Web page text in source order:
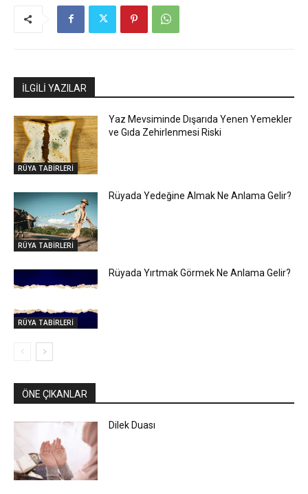
İLGİLİ YAZILAR
RÜYA TABİRLERİ
Yaz Mevsiminde Dışarıda Yenen Yemekler
ve Gıda Zehirlenmesi Riski
RÜYA TABİRLERİ
Rüyada Yedeğine Almak Ne Anlama Gelir?
RÜYA TABİRLERİ
Rüyada Yırtmak Görmek Ne Anlama Gelir?
ÖNE ÇIKANLAR
Dilek Duası